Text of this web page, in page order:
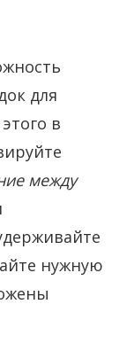
для
в
между
нужную